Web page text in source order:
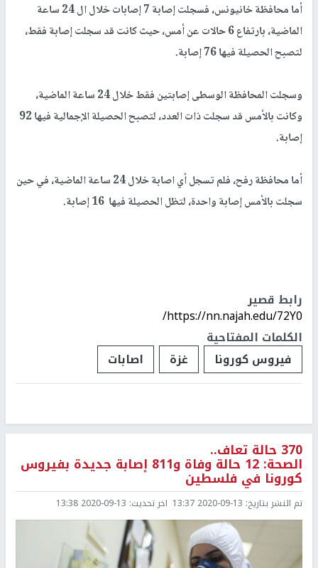
أما محافظة خانيونس، فسجلت إصابة 7 إصابات خلال ال 24 ساعة
الماضية، بارتفاع 6 حالات عن أمس، حيث كانت قد سجلت إصابة فقط،
لتصبح الحصيلة فيها 76 إصابة.
وسجلت المحافظة الوسطى إصابتين فقط خلال 24 ساعة الماضية،
وكانت بالأمس قد سجلت ذات العدد، لتصبح الحصيلة الإجمالية فيها 92
إصابة.
أما محافظة رفح، فلم تسجل أي اصابة خلال 24 ساعة الماضية، في حين
سجلت بالأمس إصابة واحدة، لتظل الحصيلة فيها 16 إصابة.
رابط قصير
https://nn.najah.edu/72Y0/
الكلمات المفتاحية
فيروس كورونا
غزة اصابات
370 حالة تعاف..
الصحة: 12 حالة وفاة و811 إصابة جديدة بفيروس
كورونا في فلسطين
تم النشر بتاريخ: 2020-09-13 13:37 اخر تحديث: 2020-09-13 13:38